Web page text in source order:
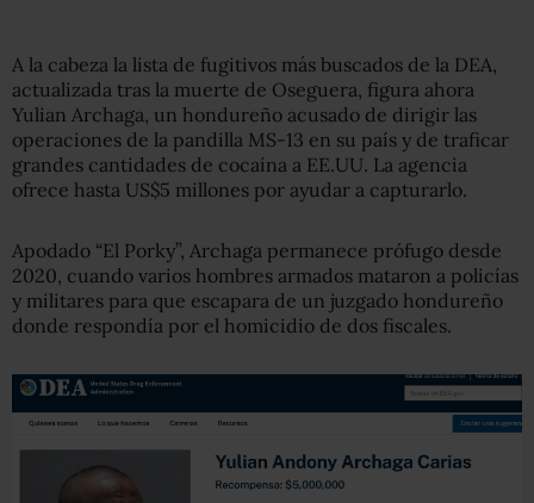
A la cabeza la lista de fugitivos más buscados de la DEA,
actualizada tras la muerte de Oseguera, figura ahora
Yulian Archaga, un hondureño acusado de dirigir las
operaciones de la pandilla MS-13 en su país y de traficar
grandes cantidades de cocaína a EE.UU. La agencia
ofrece hasta US$5 millones por ayudar a capturarlo.
Apodado “El Porky”, Archaga permanece prófugo desde
2020, cuando varios hombres armados mataron a policías
y militares para que escapara de un juzgado hondureño
donde respondía por el homicidio de dos fiscales.